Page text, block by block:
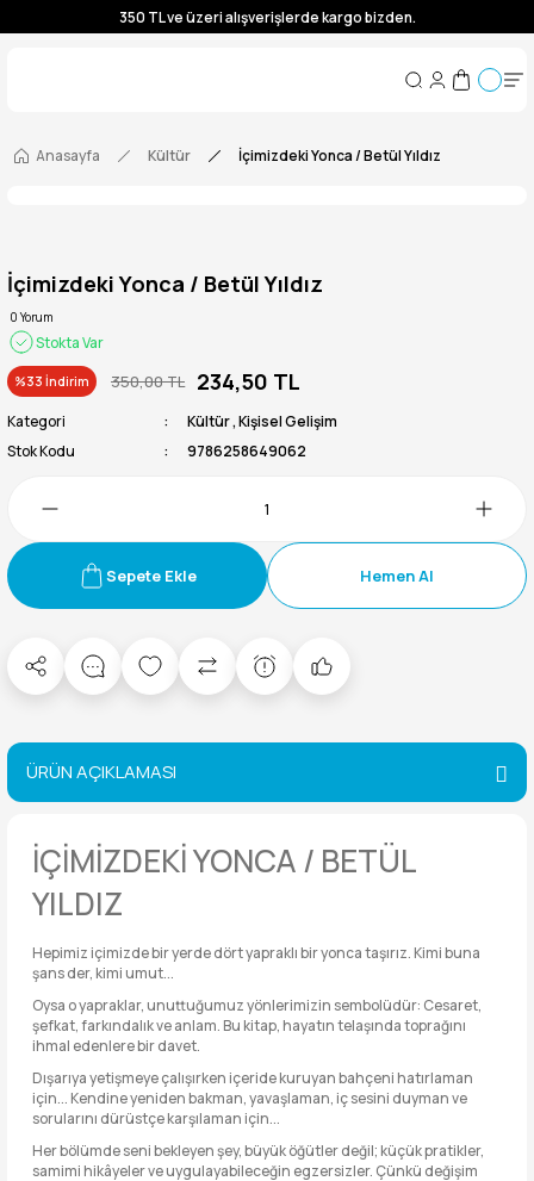
350 TL ve üzeri alışverişlerde kargo bizden.
350 TL ve üzeri alışverişlerde kargo bizden.
Anasayfa
Kültür İçimizdeki Yonca / Betül Yıldız
İçimizdeki Yonca / Betül Yıldız
0 Yorum
Stokta Var
%33 İndirim 350,00 TL 234,50 TL
Kategori Kültür,Kişisel Gelişim
Stok Kodu
9786258649062
Sepete Ekle Hemen Al
ÜRÜN AÇIKLAMASI
İÇİMİZDEKİ YONCA / BETÜL
YILDIZ
Hepimiz içimizde bir yerde dört yapraklı bir yonca taşırız. Kimi buna
şans der, kimi umut...
Oysa o yapraklar, unuttuğumuz yönlerimizin sembolüdür: Cesaret,
şefkat, farkındalık ve anlam. Bu kitap, hayatın telaşında toprağını
ihmal edenlere bir davet.
Dışarıya yetişmeye çalışırken içeride kuruyan bahçeni hatırlaman
için... Kendine yeniden bakman, yavaşlaman, iç sesini duyman ve
sorularını dürüstçe karşılaman için...
Her bölümde seni bekleyen şey, büyük öğütler değil; küçük pratikler,
samimi hikâyeler ve uygulayabileceğin egzersizler. Çünkü değişim